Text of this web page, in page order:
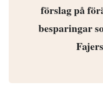
förslag på
besparingar